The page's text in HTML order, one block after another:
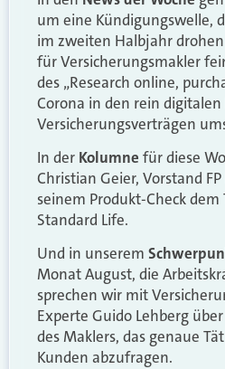
um eine Kündigungswelle,
im zweiten Halbjahr
für Versicherungsmakler
des „Research online,
Corona in den rein
Versicherungsverträgen
In der Kolumne für diese
Christian Geier, Vorstand
seinem Produkt-Check dem
Standard Life.
Und in unserem
Monat August, die
sprechen wir mit
Experte Guido Lehberg
des Maklers, das genaue
Kunden abzufragen.